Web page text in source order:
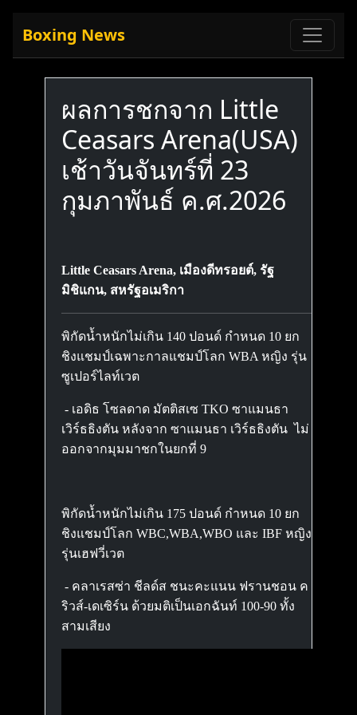
Boxing News
ผลการชกจาก Little
Ceasars Arena(USA)
เช้าวันจันทร์ที่ 23
กุมภาพันธ์ ค.ศ.2026
Little Ceasars Arena, เมืองดีทรอยต์, รัฐ
มิชิแกน, สหรัฐอเมริกา
พิกัดน้ำหนักไม่เกิน 140 ปอนด์ กำหนด 10 ยก
ชิงแชมป์เฉพาะกาลแชมป์โลก WBA หญิง รุ่น
ซูเปอร์ไลท์เวต
- เอดิธ โซลดาด มัตติสเซ TKO ซาแมนธา
เวิร์ธธิงตัน หลังจาก ซาแมนธา เวิร์ธธิงตัน ไม่
ออกจากมุมมาชกในยกที่ 9
พิกัดน้ำหนักไม่เกิน 175 ปอนด์ กำหนด 10 ยก
ชิงแชมป์โลก WBC,WBA,WBO และ IBF หญิง
รุ่นเฮฟวี่เวต
- คลาเรสซ่า ชีลด์ส ชนะคะแนน ฟรานชอน ค
ริวส์-เดเซิร์น ด้วยมติเป็นเอกฉันท์ 100-90 ทั้ง
สามเสียง